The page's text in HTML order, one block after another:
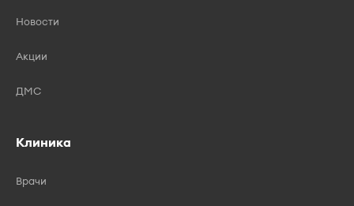
Новости
Акции
ДМС
Клиника
Врачи